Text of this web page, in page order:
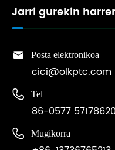
Jarri gurekin
 Posta elektronikoa
cici@olkptc.com
 Tel
86-0577 57178620
 Mugikorra